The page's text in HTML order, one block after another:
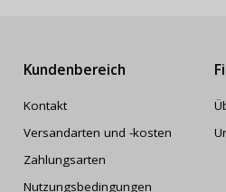
Kundenbereich
Kontakt
Versandarten und -kosten
Zahlungsarten
Nutzungsbedingungen